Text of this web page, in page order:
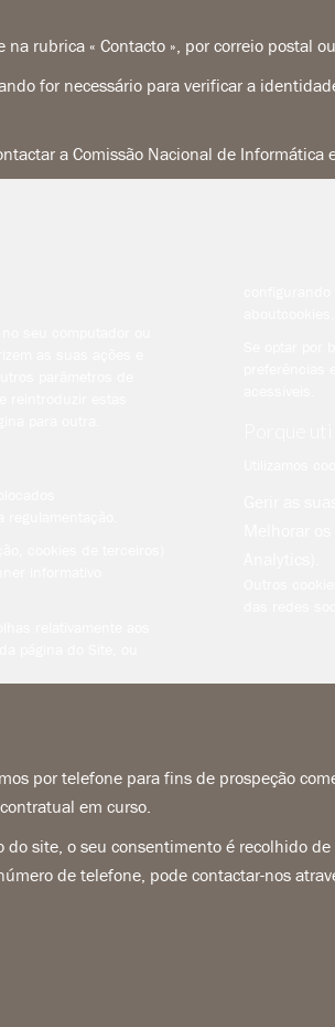
rubrica « Contacto », por correio postal
for necessário para verificar a
a Comissão Nacional de Informática
por telefone para fins de prospeção
em curso.
site, o seu consentimento é recolhido
de telefone, pode contactar-nos